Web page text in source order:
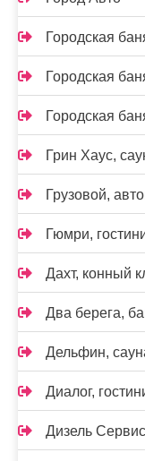
Городская
Городская
Городская
Грин Хаус,
Грузовой,
Гюмри,
Дахт, конный
Два берега,
Дельфин,
Диалог,
Дизель Сервис